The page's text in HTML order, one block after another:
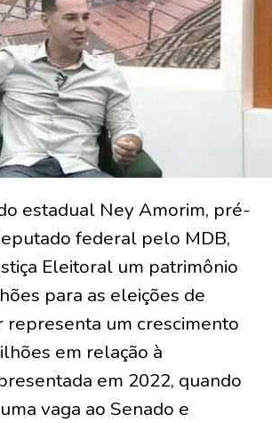
estadual Ney Amorim, pré-
federal pelo MDB,
Eleitoral um patrimônio
para as eleições de
representa um crescimento
em relação à
em 2022, quando
vaga ao Senado e